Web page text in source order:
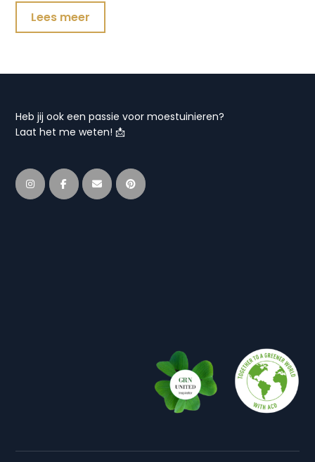
Lees meer
Heb jij ook een passie voor moestuinieren?
Laat het me weten! 📩